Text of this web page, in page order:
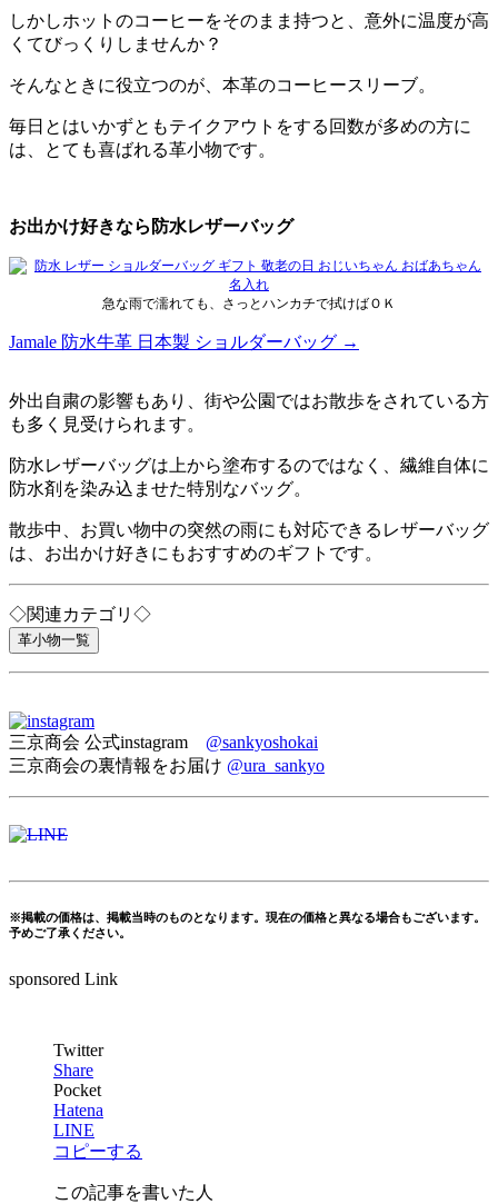
しかしホットのコーヒーをそのまま持つと、意外に温度が高
くてびっくりしませんか？
そんなときに役立つのが、本革のコーヒースリーブ。
毎日とはいかずともテイクアウトをする回数が多めの方に
は、とても喜ばれる革小物です。
お出かけ好きなら防水レザーバッグ
急な雨で濡れても、さっとハンカチで拭けばＯＫ
Jamale 防水牛革 日本製 ショルダーバッグ →
外出自粛の影響もあり、街や公園ではお散歩をされている方
も多く見受けられます。
防水レザーバッグは上から塗布するのではなく、繊維自体に
防水剤を染み込ませた特別なバッグ。
散歩中、お買い物中の突然の雨にも対応できるレザーバッグ
は、お出かけ好きにもおすすめのギフトです。
◇関連カテゴリ◇
革小物一覧
三京商会 公式instagram @sankyoshokai
三京商会の裏情報をお届け @ura_sankyo
※掲載の価格は、掲載当時のものとなります。現在の価格と異なる場合もございます。
予めご了承ください。
sponsored Link
Twitter
Share
Pocket
Hatena
LINE
コピーする
この記事を書いた人